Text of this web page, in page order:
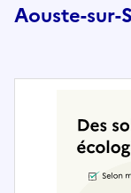
Aouste-sur-